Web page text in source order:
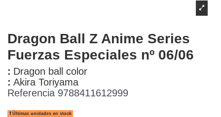
Dragon Ball Z Anime Series
Fuerzas Especiales nº 06/06
: Dragon ball color
: Akira Toriyama
Referencia 9788411612999
Últimas unidades en stock